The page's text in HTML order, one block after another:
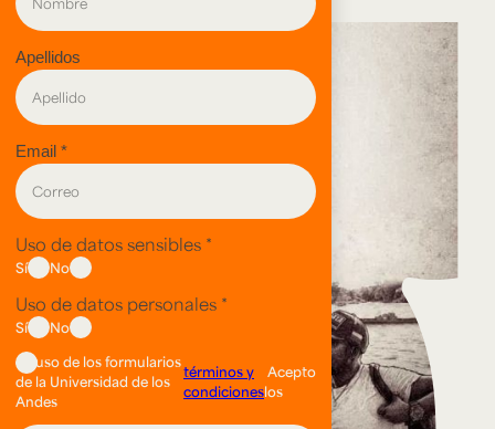
evento